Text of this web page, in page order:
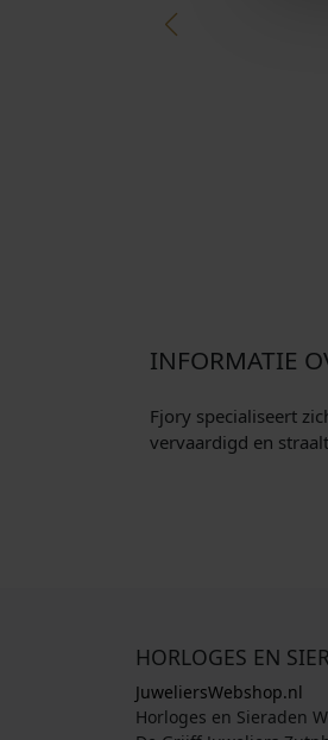
INFORMATIE
Fjory specialiseert
vervaardigd en
HORLOGES EN
JuweliersWebshop.nl
Horloges en Sieraden